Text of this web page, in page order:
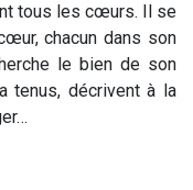
tous les cœurs. Il se
chacun dans son
le bien de son
tenus, décrivent à la